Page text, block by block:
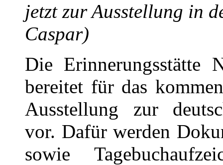
jetzt zur Ausstellung in
Caspar)
Die Erinnerungsstätte
bereitet für das
Ausstellung zur
vor. Dafür werden
sowie